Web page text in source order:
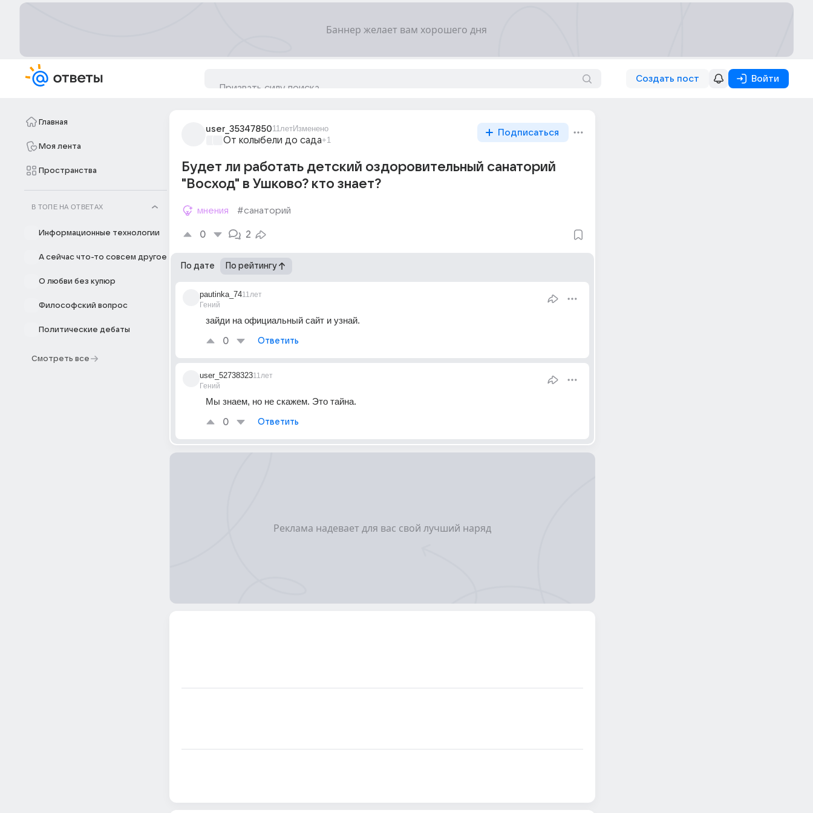
Создать пост Войти
Главная
Моя лента
Пространства
В ТОПЕ НА ОТВЕТАХ
Информационные технологии
А сейчас что-то совсем другое
О любви без купюр
Философский вопрос
Политические дебаты
Смотреть все
user_3534785011летИзменено
От колыбели до сада+1
Подписаться
Будет ли работать детский оздоровительный санаторий
"Восход" в Ушково? кто знает?
мнения #санаторий
0 2
По дате По рейтингу
pautinka_74
Гений
11лет
зайди на официальный сайт и узнай.
0 Ответить
user_52738323
Гений
11лет
Мы знаем, но не скажем. Это тайна.
0 Ответить